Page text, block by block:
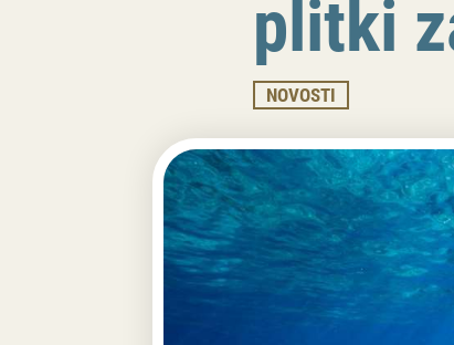
plitki
NOVOSTI